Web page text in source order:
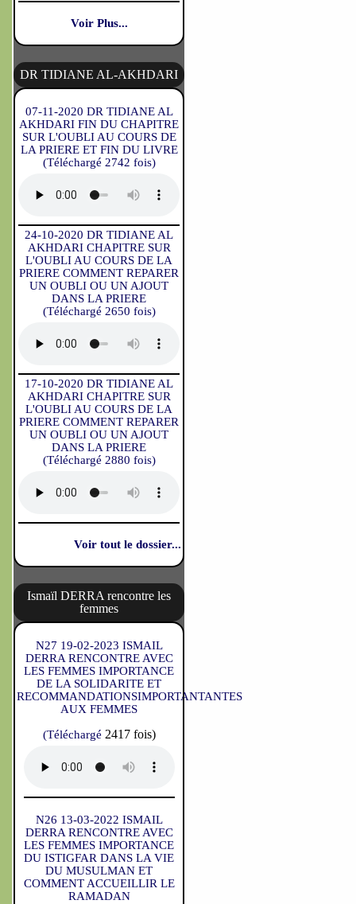
Voir Plus...
DR TIDIANE AL-AKHDARI
07-11-2020 DR TIDIANE AL
AKHDARI FIN DU CHAPITRE
SUR L'OUBLI AU COURS DE
LA PRIERE ET FIN DU LIVRE
(Téléchargé 2742 fois)
24-10-2020 DR TIDIANE AL
AKHDARI CHAPITRE SUR
L'OUBLI AU COURS DE LA
PRIERE COMMENT REPARER
UN OUBLI OU UN AJOUT
DANS LA PRIERE
(Téléchargé 2650 fois)
17-10-2020 DR TIDIANE AL
AKHDARI CHAPITRE SUR
L'OUBLI AU COURS DE LA
PRIERE COMMENT REPARER
UN OUBLI OU UN AJOUT
DANS LA PRIERE
(Téléchargé 2880 fois)
Voir tout le dossier...
Ismaïl DERRA rencontre les
femmes
N27 19-02-2023 ISMAIL
DERRA RENCONTRE AVEC
LES FEMMES IMPORTANCE
DE LA SOLIDARITE ET
RECOMMANDATIONSIMPORTANTANTES
AUX FEMMES
(Téléchargé 2417 fois)
N26 13-03-2022 ISMAIL
DERRA RENCONTRE AVEC
LES FEMMES IMPORTANCE
DU ISTIGFAR DANS LA VIE
DU MUSULMAN ET
COMMENT ACCUEILLIR LE
RAMADAN